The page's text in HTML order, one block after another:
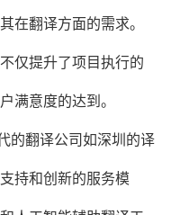
在翻译方面的需求。
仅提升了项目执行的
满意度的达到。
的翻译公司如深圳的译
持和创新的服务模